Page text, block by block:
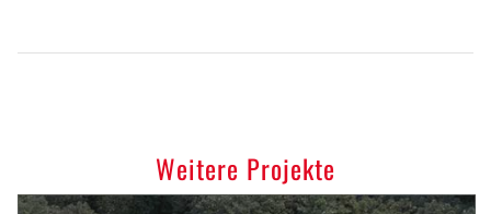
Weitere Projekte